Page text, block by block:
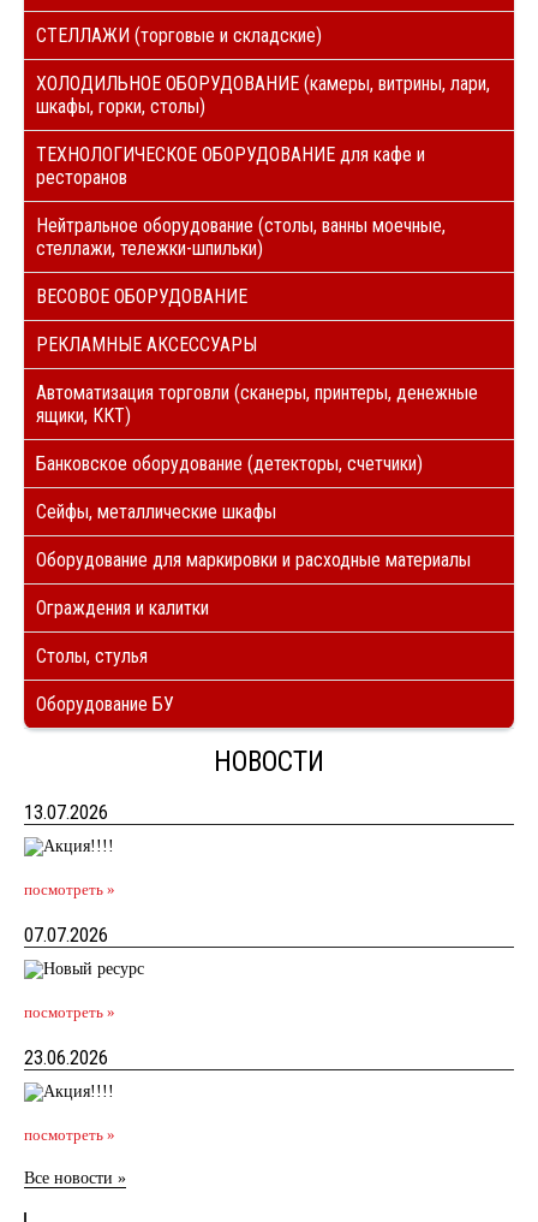
СТЕЛЛАЖИ (торговые и складские)
ХОЛОДИЛЬНОЕ ОБОРУДОВАНИЕ (камеры, витрины, лари,
шкафы, горки, столы)
ТЕХНОЛОГИЧЕСКОЕ ОБОРУДОВАНИЕ для кафе и
ресторанов
Нейтральное оборудование (столы, ванны моечные,
стеллажи, тележки-шпильки)
ВЕСОВОЕ ОБОРУДОВАНИЕ
РЕКЛАМНЫЕ АКСЕССУАРЫ
Автоматизация торговли (сканеры, принтеры, денежные
ящики, ККТ)
Банковское оборудование (детекторы, счетчики)
Сейфы, металлические шкафы
Оборудование для маркировки и расходные материалы
Ограждения и калитки
Столы, стулья
Оборудование БУ
НОВОСТИ
13.07.2026
посмотреть »
07.07.2026
посмотреть »
23.06.2026
посмотреть »
Все новости »